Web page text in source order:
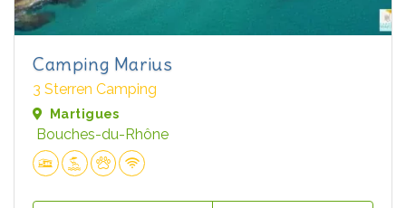
Camping Marius
3 Sterren Camping
Martigues
Bouches-du-Rhône